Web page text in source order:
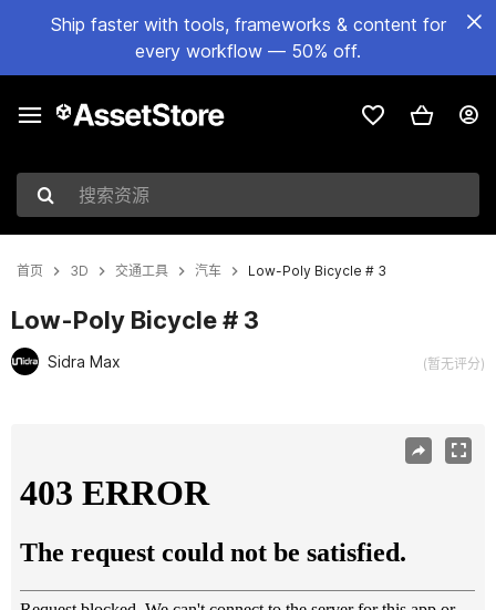
Ship faster with tools, frameworks & content for
every workflow — 50% off.
搜索资源
首页 3D 交通工具 汽车 Low-Poly Bicycle # 3
Low-Poly Bicycle # 3
Sidra Max (暂无评分)